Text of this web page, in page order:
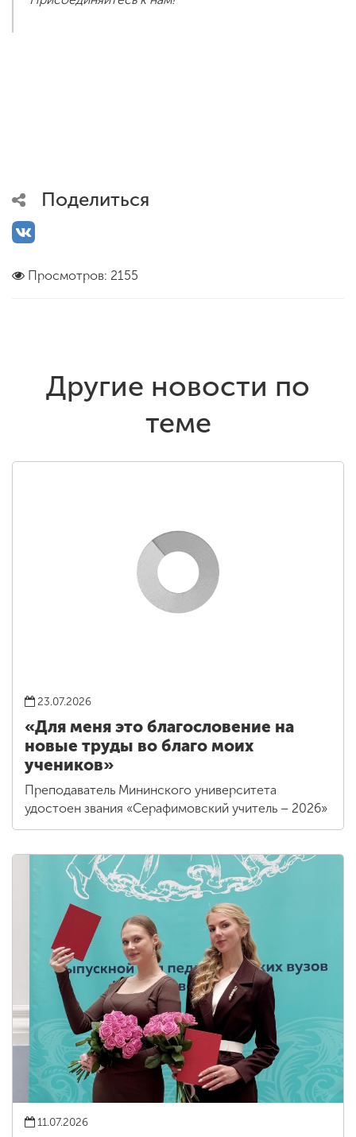
Поделиться
Просмотров: 2155
Другие новости по
теме
23.07.2026
«Для меня это благословение на
новые труды во благо моих
учеников»
Преподаватель Мининского университета
удостоен звания «Серафимовский учитель – 2026»
11.07.2026